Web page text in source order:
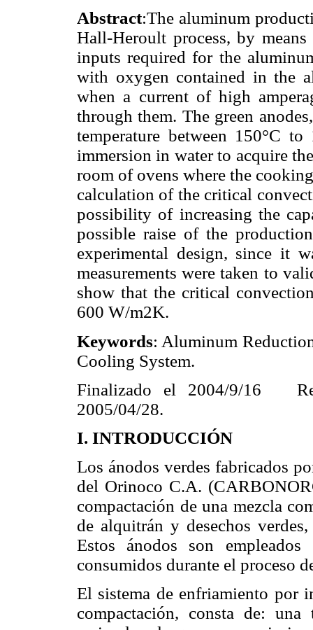
Abstract:The aluminum
Hall-Heroult process, by
inputs required for the
with oxygen contained in the
when a current of high
through them. The green
temperature between 150°C
immersion in water to acquire
room of ovens where the
calculation of the critical
possibility of increasing the
possible raise of the
experimental design, since it
measurements were taken to
show that the critical
600 W/m2K.
Keywords: Aluminum
Cooling System.
Finalizado el 2004/9/16
2005/04/28.
I. INTRODUCCIÓN
Los ánodos verdes fabricados
del Orinoco C.A.
compactación de una mezcla
de alquitrán y desechos
Estos ánodos son
consumidos durante el proceso
El sistema de enfriamiento por
compactación, consta de: